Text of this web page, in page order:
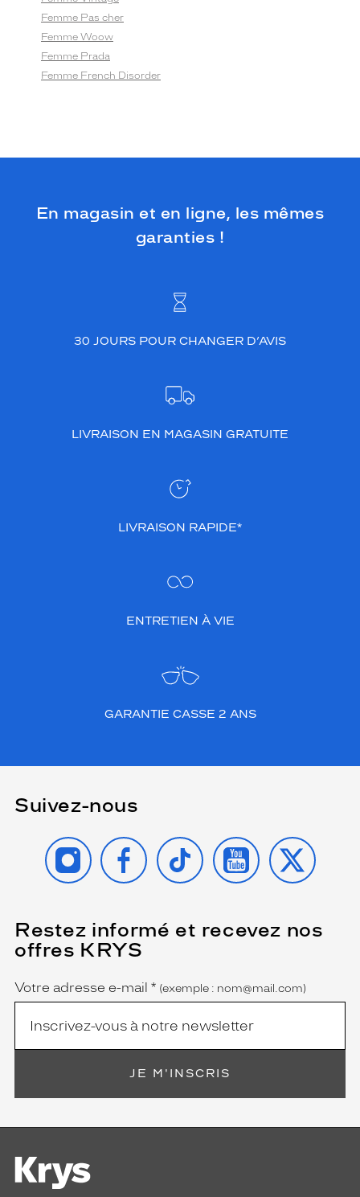
Femme Pas cher
Femme Woow
Femme Prada
Femme French Disorder
En magasin et en ligne, les mêmes
garanties !
30 JOURS POUR CHANGER D’AVIS
LIVRAISON EN MAGASIN GRATUITE
LIVRAISON RAPIDE*
ENTRETIEN À VIE
GARANTIE CASSE 2 ANS
Suivez-nous
INSTAGRAMFACEBOOK
TIKTOK YOUTUBE
X
Restez informé et recevez nos
offres KRYS
Name
Votre adresse e-mail *
(Ce
champ
est
obligatoire)
(exemple : nom@mail.com)
JE M'INSCRIS